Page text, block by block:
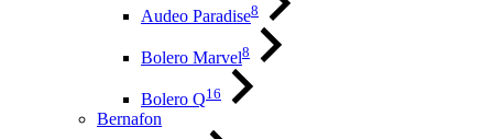
Audeo Paradise8
Bolero Marvel8
Bolero Q16
Bernafon